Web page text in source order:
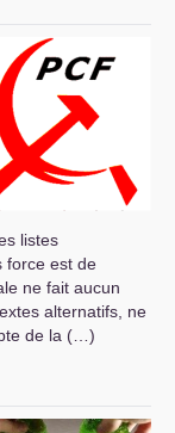
listes
force est de
ne fait aucun
alternatifs, ne
de la (…)